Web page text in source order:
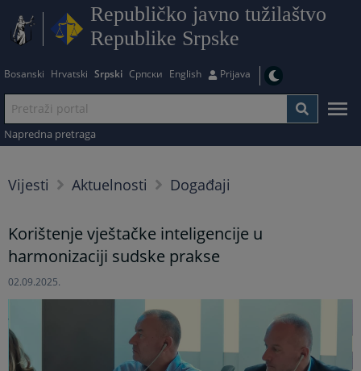
Republičko javno tužilaštvo
Republike Srpske
Bosanski Hrvatski Srpski Српски English Prijava
Napredna pretraga
Vijesti Aktuelnosti Događaji
Korištenje vještačke inteligencije u
harmonizaciji sudske prakse
02.09.2025.